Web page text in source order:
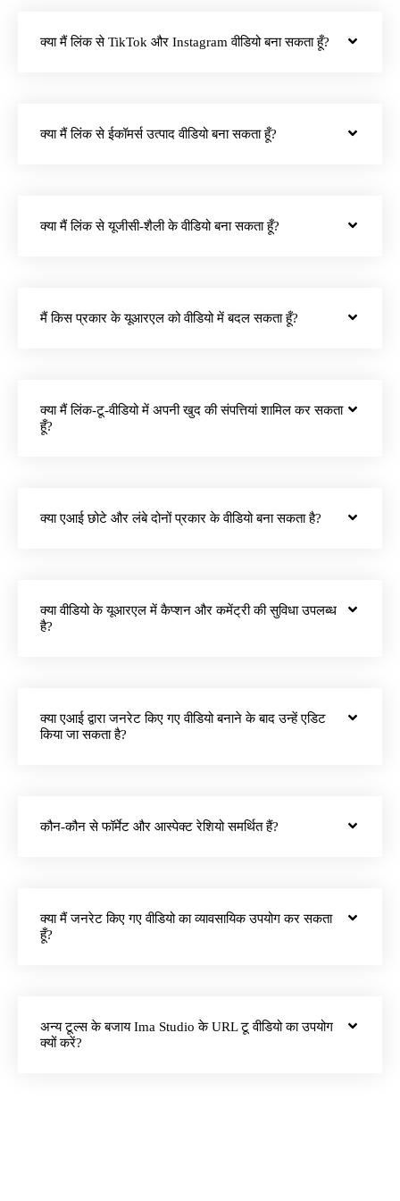
क्या मैं लिंक से TikTok और Instagram वीडियो बना सकता हूँ?
क्या मैं लिंक से ईकॉमर्स उत्पाद वीडियो बना सकता हूँ?
क्या मैं लिंक से यूजीसी-शैली के वीडियो बना सकता हूँ?
मैं किस प्रकार के यूआरएल को वीडियो में बदल सकता हूँ?
क्या मैं लिंक-टू-वीडियो में अपनी खुद की संपत्तियां शामिल कर सकता
हूँ?
क्या एआई छोटे और लंबे दोनों प्रकार के वीडियो बना सकता है?
क्या वीडियो के यूआरएल में कैप्शन और कमेंट्री की सुविधा उपलब्ध
है?
क्या एआई द्वारा जनरेट किए गए वीडियो बनाने के बाद उन्हें एडिट
किया जा सकता है?
कौन-कौन से फॉर्मेट और आस्पेक्ट रेशियो समर्थित हैं?
क्या मैं जनरेट किए गए वीडियो का व्यावसायिक उपयोग कर सकता
हूँ?
अन्य टूल्स के बजाय Ima Studio के URL टू वीडियो का उपयोग
क्यों करें?